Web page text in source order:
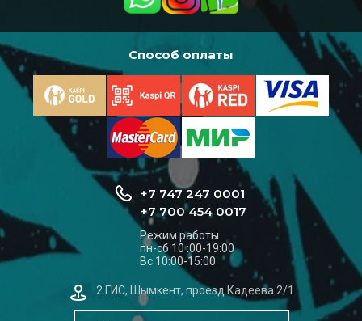
Способ оплаты
+7 747 247 0001
+7 700 454 0017
Режим работы
пн-сб 10 :00-19:00
Вс 10:00-15:00
2 ГИС, Шымкент, проезд Кадеева 2/1